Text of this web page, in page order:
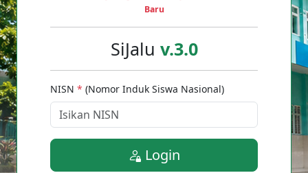
Baru
SiJalu v.3.0
NISN * (Nomor Induk Siswa Nasional)
Login